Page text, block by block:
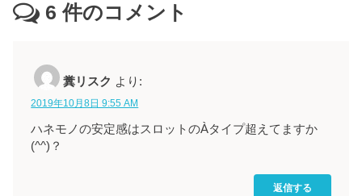
6 件のコメント
糞リスク より:
2019年10月8日 9:55 AM
ハネモノの安定感はスロットのÀタイプ超えてますか
(^^)？
返信する